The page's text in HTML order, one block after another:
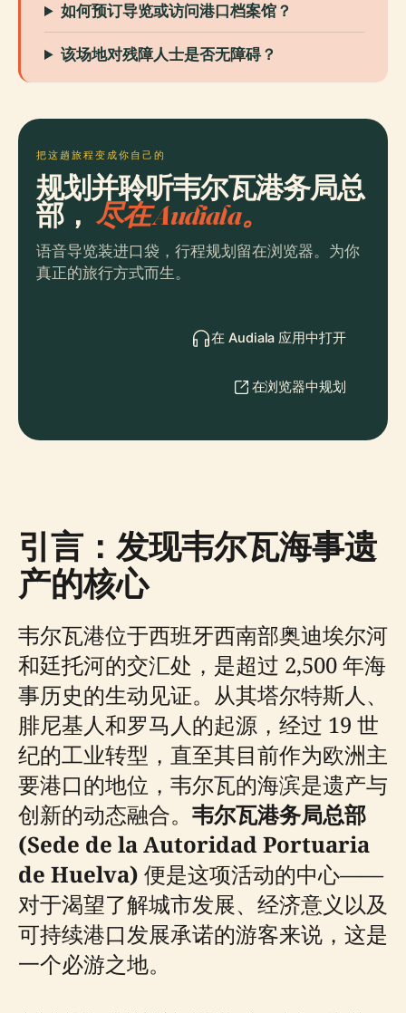
如何预订导览或访问港口档案馆？
该场地对残障人士是否无障碍？
把这趟旅程变成你自己的
规划并聆听韦尔瓦港务局总
部， 尽在 Audiala。
语音导览装进口袋，行程规划留在浏览器。为你
真正的旅行方式而生。
在 Audiala 应用中打开
在浏览器中规划
引言：发现韦尔瓦海事遗
产的核心
韦尔瓦港位于西班牙西南部奥迪埃尔河
和廷托河的交汇处，是超过 2,500 年海
事历史的生动见证。从其塔尔特斯人、
腓尼基人和罗马人的起源，经过 19 世
纪的工业转型，直至其目前作为欧洲主
要港口的地位，韦尔瓦的海滨是遗产与
创新的动态融合。 韦尔瓦港务局总部
(Sede de la Autoridad Portuaria
de Huelva) 便是这项活动的中心——
对于渴望了解城市发展、经济意义以及
可持续港口发展承诺的游客来说，这是
一个必游之地。